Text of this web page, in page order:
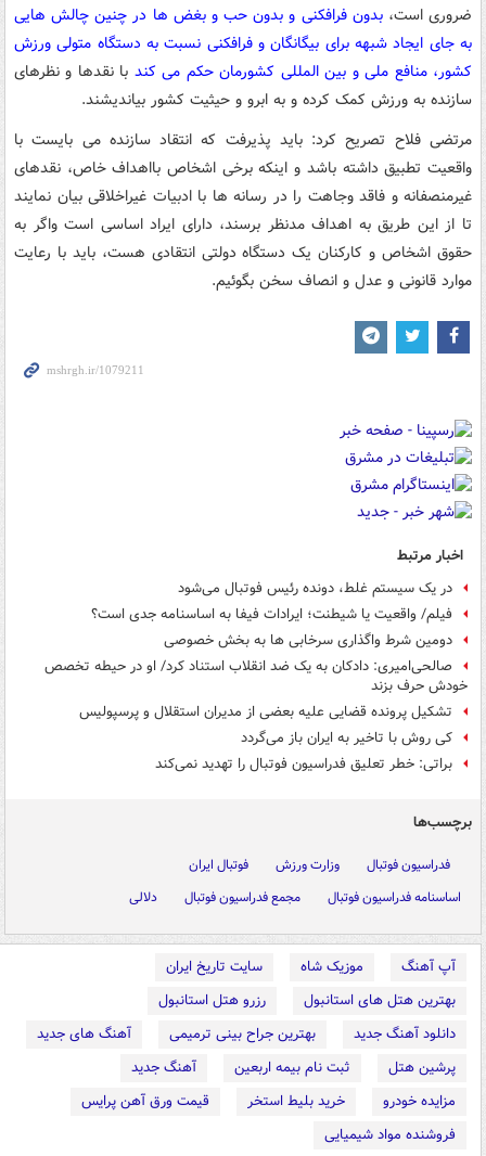
ضروری است، بدون فرافکنی و بدون حب و بغض ها در چنین چالش هایی
به جای ایجاد شبهه برای بیگانگان و فرافکنی نسبت به دستگاه متولی ورزش
کشور، منافع ملی و بین المللی کشورمان حکم می کند با نقدها و نظرهای
سازنده به ورزش کمک کرده و به ابرو و حیثیت کشور بیاندیشند.
مرتضی فلاح تصریح کرد: باید پذیرفت که انتقاد سازنده می بایست با
واقعیت تطبیق داشته باشد و اینکه برخی اشخاص بااهداف خاص، نقدهای
غیرمنصفانه و فاقد وجاهت را در رسانه ها با ادبیات غیراخلاقی بیان نمایند
تا از این طریق به اهداف مدنظر برسند، دارای ایراد اساسی است واگر به
حقوق اشخاص و کارکنان یک دستگاه دولتی انتقادی هست، باید با رعایت
موارد قانونی و عدل و انصاف سخن بگوئیم.
اخبار مرتبط
در یک سیستم غلط، دونده رئیس فوتبال می‌شود
فیلم/ واقعیت یا شیطنت؛ ایرادات فیفا به اساسنامه جدی است؟
دومین شرط واگذاری سرخابی ها به بخش خصوصی
صالحی‌امیری: دادکان به یک ضد انقلاب استناد کرد/ او در حیطه تخصص
خودش حرف بزند
تشکیل پرونده قضایی علیه بعضی از مدیران استقلال و پرسپولیس
کی روش با تاخیر به ایران باز می‌گردد
براتی: خطر تعلیق فدراسیون فوتبال را تهدید نمی‌کند
برچسب‌ها
فدراسیون فوتبال وزارت ورزش
فوتبال ایران
اساسنامه فدراسیون فوتبال
مجمع فدراسیون فوتبال دلالی
آپ آهنگ موزیک شاه
سایت تاریخ ایران
بهترین هتل های استانبول
رزرو هتل استانبول
دانلود آهنگ جدید
بهترین جراح بینی ترمیمی
آهنگ های جدید
پرشین هتل
ثبت نام بیمه اربعین
آهنگ جدید
مزایده خودرو
خرید بلیط استخر
قیمت ورق آهن پرایس
فروشنده مواد شیمیایی